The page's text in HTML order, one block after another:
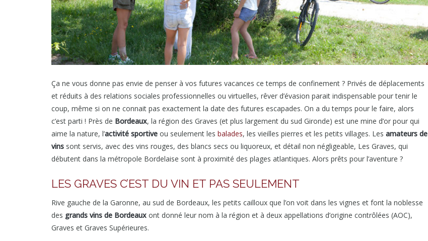
Ça ne vous donne pas envie de penser à vos futures vacances ce temps de confinement ? Privés de déplacements
et réduits à des relations sociales professionnelles ou virtuelles, rêver d’évasion parait indispensable pour tenir le
coup, même si on ne connait pas exactement la date des futures escapades. On a du temps pour le faire, alors
c’est parti ! Près de Bordeaux, la région des Graves (et plus largement du sud Gironde) est une mine d’or pour qui
aime la nature, l’activité sportive ou seulement les balades, les vieilles pierres et les petits villages. Les amateurs de
vins sont servis, avec des vins rouges, des blancs secs ou liquoreux, et détail non négligeable, Les Graves, qui
débutent dans la métropole Bordelaise sont à proximité des plages atlantiques. Alors prêts pour l’aventure ?
LES GRAVES C’EST DU VIN ET PAS SEULEMENT
Rive gauche de la Garonne, au sud de Bordeaux, les petits cailloux que l’on voit dans les vignes et font la noblesse
des grands vins de Bordeaux ont donné leur nom à la région et à deux appellations d’origine contrôlées (AOC),
Graves et Graves Supérieures.